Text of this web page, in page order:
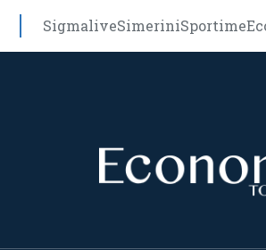
SigmaliveSimeriniSportime